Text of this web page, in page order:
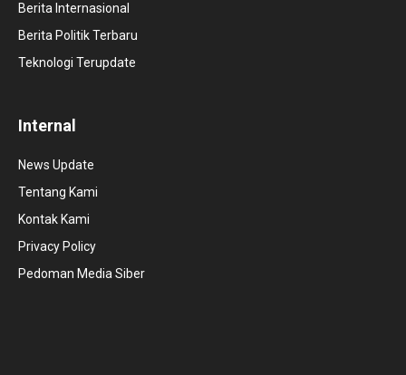
Berita Internasional
Berita Politik Terbaru
Teknologi Terupdate
Internal
News Update
Tentang Kami
Kontak Kami
Privacy Policy
Pedoman Media Siber